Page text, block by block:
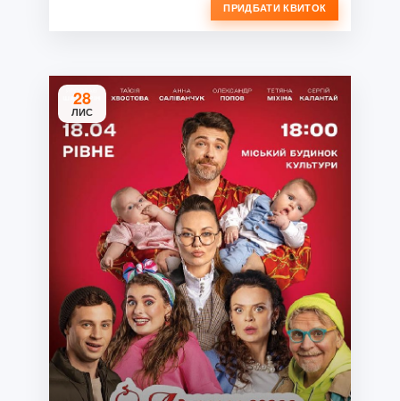
ПРИДБАТИ КВИТОК
28
ЛИС